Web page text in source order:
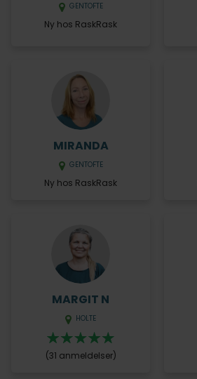
GENTOFTE
Ny hos RaskRask
MIRANDA
GENTOFTE
Ny hos RaskRask
MARGIT N
HOLTE
(31 anmeldelser)